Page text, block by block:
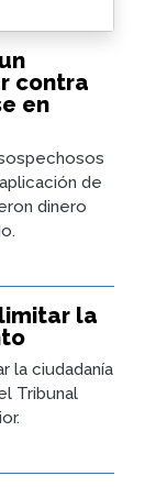
contra
en
de
dinero
la
la ciudadanía
Tribunal